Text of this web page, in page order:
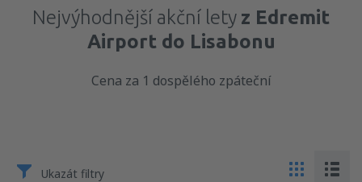
Nejvýhodnější akční lety z Edremit
Airport do Lisabonu
Cena za 1 dospělého zpáteční
Ukazát filtry